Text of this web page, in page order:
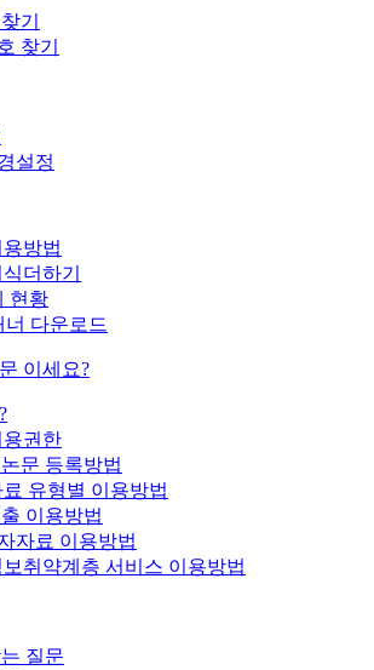
기
찾기
설정
용방법
더하기
현황
너 다운로드
이세요?
용권한
문 등록방법
료 유형별 이용방법
이용방법
자료 이용방법
보취약계층 서비스 이용방법
질문